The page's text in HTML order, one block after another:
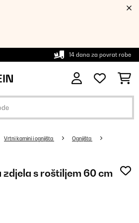
14 dana za povrat robe
Vrtni kamini i ognjišta Ognjišta
s roštiljem 60 cm